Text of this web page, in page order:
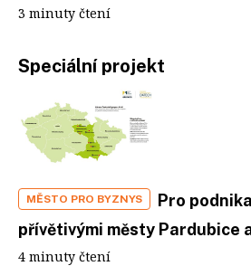
3 minuty čtení
Speciální projekt
MĚSTO PRO BYZNYS
Pro
přívětivými městy Pardubice
4 minuty čtení